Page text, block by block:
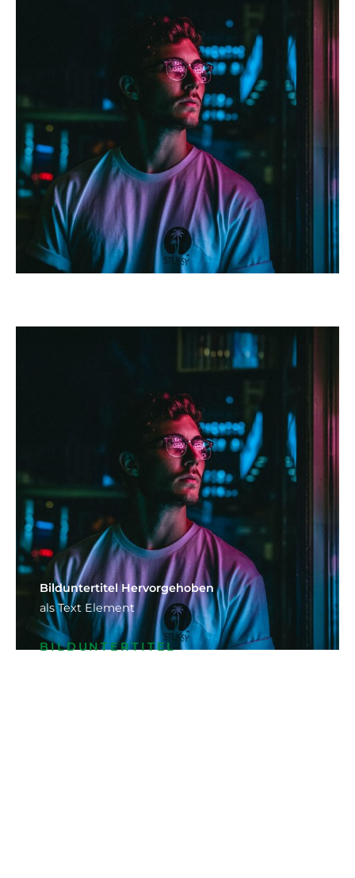
Bild­unter­titel Hervorgehoben
als Text Element
BILDUNTERTITEL